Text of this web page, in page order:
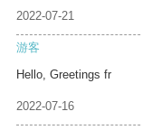
2022-07-21
游客
Hello, Greetings fr
2022-07-16